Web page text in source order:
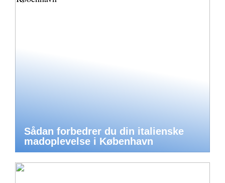
Sådan forbedrer du din italienske
madoplevelse i København